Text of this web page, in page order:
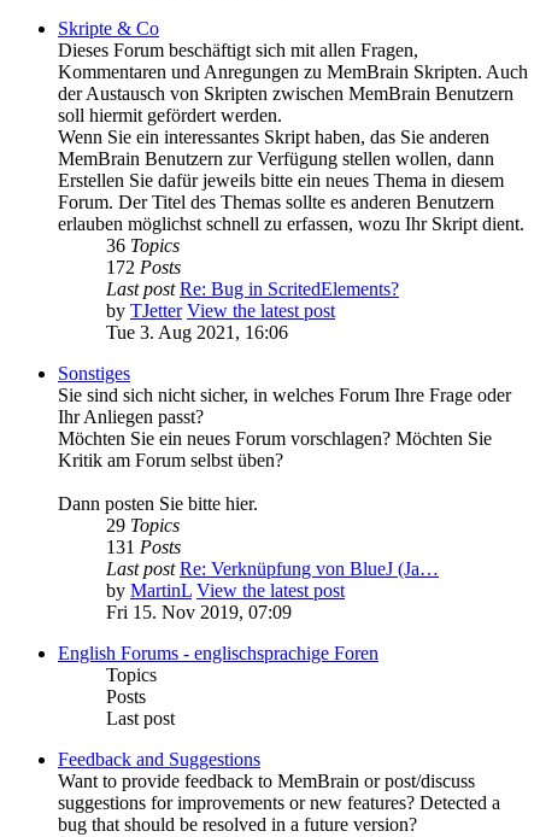
Skripte & Co
Dieses Forum beschäftigt sich mit allen Fragen,
Kommentaren und Anregungen zu MemBrain Skripten. Auch
der Austausch von Skripten zwischen MemBrain Benutzern
soll hiermit gefördert werden.
Wenn Sie ein interessantes Skript haben, das Sie anderen
MemBrain Benutzern zur Verfügung stellen wollen, dann
Erstellen Sie dafür jeweils bitte ein neues Thema in diesem
Forum. Der Titel des Themas sollte es anderen Benutzern
erlauben möglichst schnell zu erfassen, wozu Ihr Skript dient.
36 Topics
172 Posts
Last post Re: Bug in ScritedElements?
by TJetter View the latest post
Tue 3. Aug 2021, 16:06
Sonstiges
Sie sind sich nicht sicher, in welches Forum Ihre Frage oder
Ihr Anliegen passt?
Möchten Sie ein neues Forum vorschlagen? Möchten Sie
Kritik am Forum selbst üben?
Dann posten Sie bitte hier.
29 Topics
131 Posts
Last post Re: Verknüpfung von BlueJ (Ja…
by MartinL View the latest post
Fri 15. Nov 2019, 07:09
English Forums - englischsprachige Foren
Topics
Posts
Last post
Feedback and Suggestions
Want to provide feedback to MemBrain or post/discuss
suggestions for improvements or new features? Detected a
bug that should be resolved in a future version?